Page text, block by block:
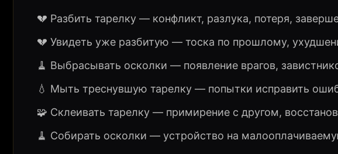
💔 Разбить тарелку — конфликт, разлука, потеря,
💔 Увидеть уже разбитую — тоска по прошлому,
🧹 Выбрасывать осколки — появление врагов,
💧 Мыть треснувшую тарелку — попытки исправить
🧩 Склеивать тарелку — примирение с другом,
🧹 Собирать осколки — устройство на